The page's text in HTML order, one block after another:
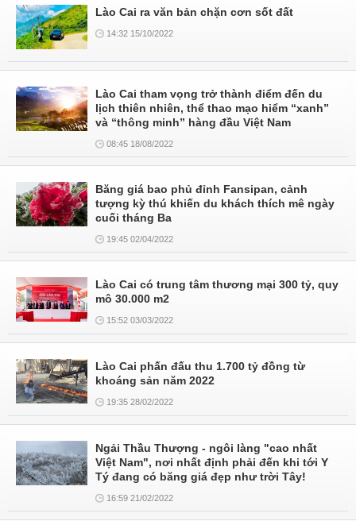
Lào Cai ra văn bản chặn cơn sốt đất
14:32 15/10/2022
Lào Cai tham vọng trở thành điểm đến du
lịch thiên nhiên, thể thao mạo hiểm “xanh”
và “thông minh” hàng đầu Việt Nam
08:45 18/08/2022
Băng giá bao phủ đỉnh Fansipan, cảnh
tượng kỳ thú khiến du khách thích mê ngày
cuối tháng Ba
19:45 02/04/2022
Lào Cai có trung tâm thương mại 300 tỷ, quy
mô 30.000 m2
15:52 03/03/2022
Lào Cai phấn đấu thu 1.700 tỷ đồng từ
khoáng sản năm 2022
19:35 28/02/2022
Ngải Thầu Thượng - ngôi làng "cao nhất
Việt Nam", nơi nhất định phải đến khi tới Y
Tý đang có băng giá đẹp như trời Tây!
16:59 21/02/2022